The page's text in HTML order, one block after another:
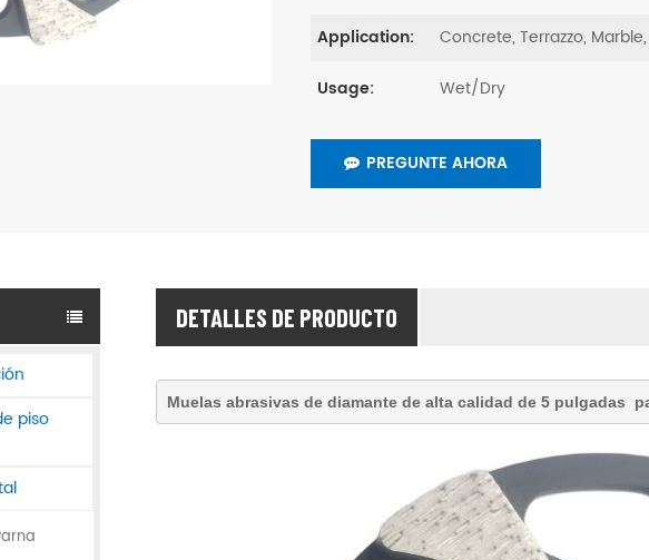
Application: Concrete, Terrazzo,
Usage: Wet/Dry
PREGUNTE AHORA
piso
DETALLES DE PRODUCTO
Muelas abrasivas de diamantede alta calidad de 5 pulgadas